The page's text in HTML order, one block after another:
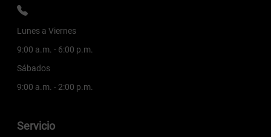
Lunes a Viernes
9:00 a.m. - 6:00 p.m.
Sábados
9:00 a.m. - 2:00 p.m.
Servicio